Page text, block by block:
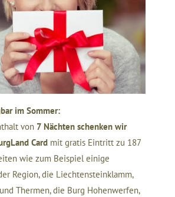
im Sommer:
von 7 Nächten schenken wir
Card mit gratis Eintritt zu 187
wie zum Beispiel einige
Region, die Liechtensteinklamm,
Thermen, die Burg Hohenwerfen,